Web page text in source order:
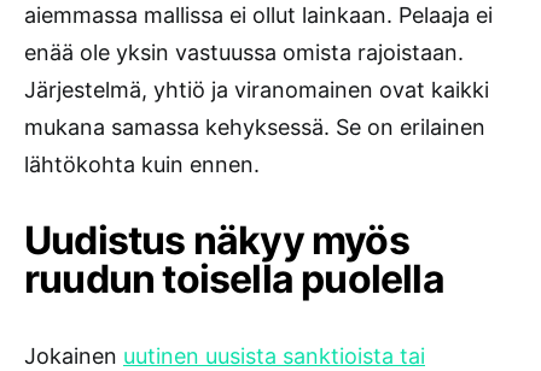
aiemmassa mallissa ei ollut lainkaan. Pelaaja ei
enää ole yksin vastuussa omista rajoistaan.
Järjestelmä, yhtiö ja viranomainen ovat kaikki
mukana samassa kehyksessä. Se on erilainen
lähtökohta kuin ennen.
Uudistus näkyy myös
ruudun toisella puolella
Jokainen uutinen uusista sanktioista tai